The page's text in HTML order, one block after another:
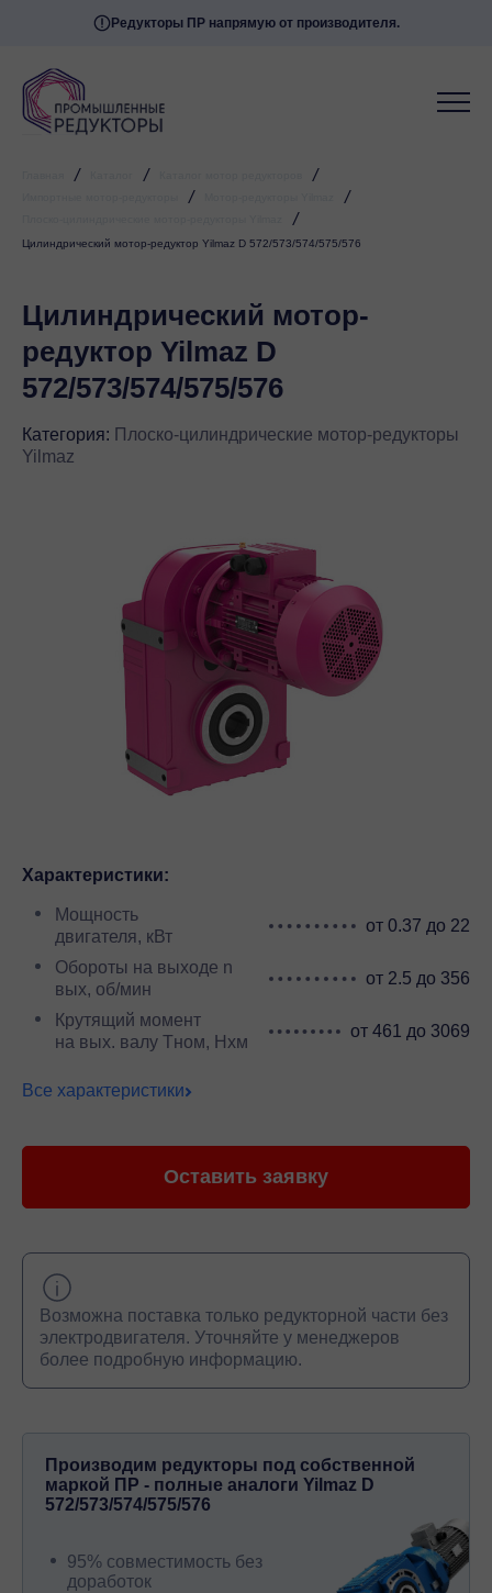
Редукторы ПР напрямую от производителя.
/ / /
/ /
/
Цилиндрический мотор-редуктор Yilmaz D 572/573/574/575/576
Цилиндрический мотор-
редуктор Yilmaz D
572/573/574/575/576
Категория: Плоско-цилиндрические мотор-редукторы
Yilmaz
Характеристики:
Мощность
двигателя, кВт
от 0.37 до 22
Обороты на выходе n
вых, об/мин
от 2.5 до 356
Крутящий момент
на вых. валу Тном, Нхм
от 461 до 3069
Все характеристики
Оставить заявку
Возможна поставка только редукторной части без
электродвигателя. Уточняйте у менеджеров
более подробную информацию.
Производим редукторы под собственной
маркой ПР - полные аналоги Yilmaz D
572/573/574/575/576
95% совместимость без
доработок
Свяжитесь с нами через любой удобный
мессенджер!